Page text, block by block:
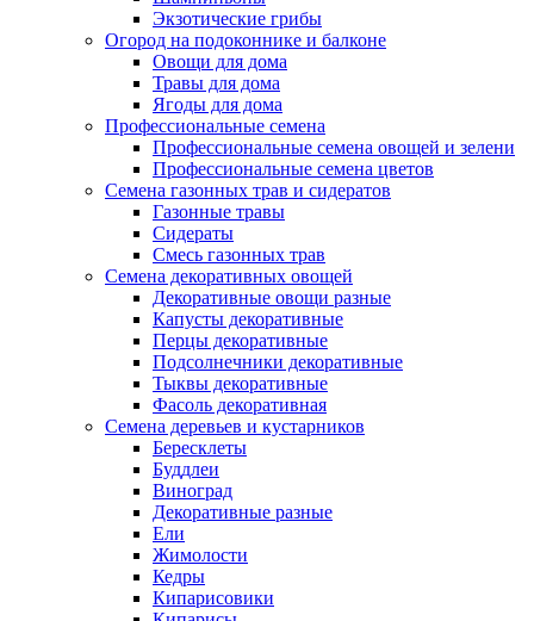
Экзотические грибы
Огород на подоконнике и балконе
Овощи для дома
Травы для дома
Ягоды для дома
Профессиональные семена
Профессиональные семена овощей и зелени
Профессиональные семена цветов
Семена газонных трав и сидератов
Газонные травы
Сидераты
Смесь газонных трав
Семена декоративных овощей
Декоративные овощи разные
Капусты декоративные
Перцы декоративные
Подсолнечники декоративные
Тыквы декоративные
Фасоль декоративная
Семена деревьев и кустарников
Бересклеты
Буддлеи
Виноград
Декоративные разные
Ели
Жимолости
Кедры
Кипарисовики